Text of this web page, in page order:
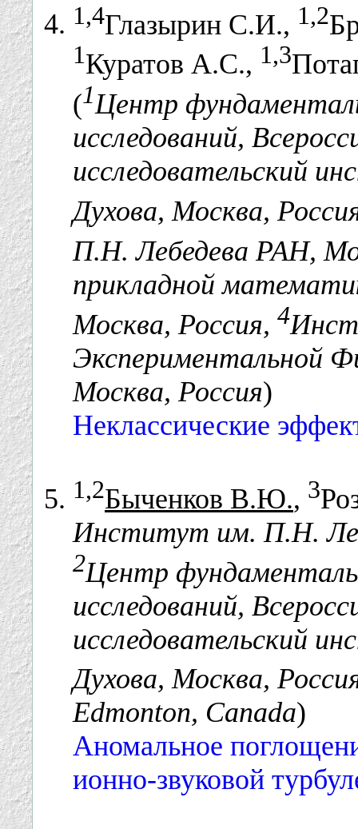
1,4Глазырин С.И., 1,2
1Куратов А.С., 1,3
(1Центр
исследований,
исследовательский
Духова, Москва,
П.Н. Лебедева РАН,
прикладной
Москва, Россия, 4
Экспериментальной
Москва, Россия)
Неклассические
1,2Быченков В.Ю., 3
Институт им. П.Н.
2Центр
исследований,
исследовательский
Духова, Москва,
Edmonton, Canada)
Аномальное
ионно-звуковой